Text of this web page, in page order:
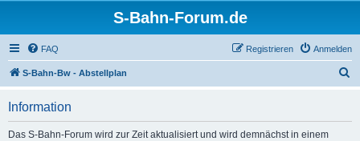
S-Bahn-Forum.de
FAQ Anmelden
Registrieren
S-Bahn-Bw - Abstellplan
Information
Das S-Bahn-Forum wird zur Zeit aktualisiert und wird demnächst in einem